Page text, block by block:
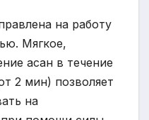
на работу
Мягкое,
асан в течение
2 мин) позволяет
на